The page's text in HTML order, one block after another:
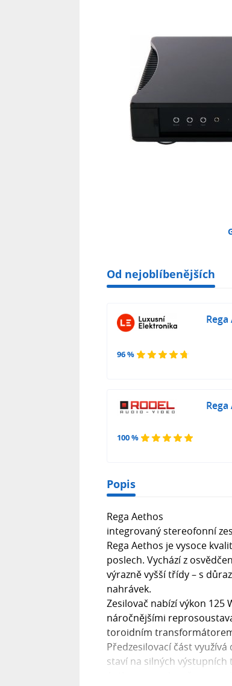
Od nejoblíbenějších
96 %
100 %
Popis
Rega Aethos
integrovaný stereofonní
Rega Aethos je vysoce
poslech. Vychází z
výrazně vyšší třídy – s
nahrávek.
Zesilovač nabízí výkon 125
náročnějšími
toroidním
Předzesilovací část
staví na silných výstupních